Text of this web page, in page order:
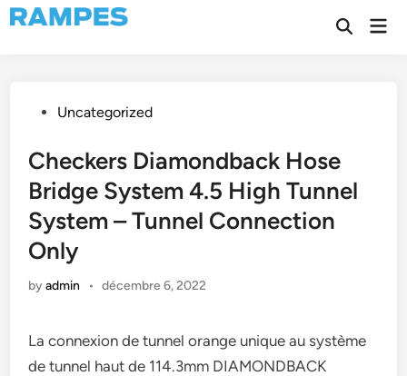
Skip
to
Open
PostedUncategorized
Checkers Diamondback Hose
Bridge System 4.5 High Tunnel
System – Tunnel Connection
Only
byadmin • décembre 6, 2022
La connexion de tunnel orange unique au système
de tunnel haut de 114.3mm DIAMONDBACK